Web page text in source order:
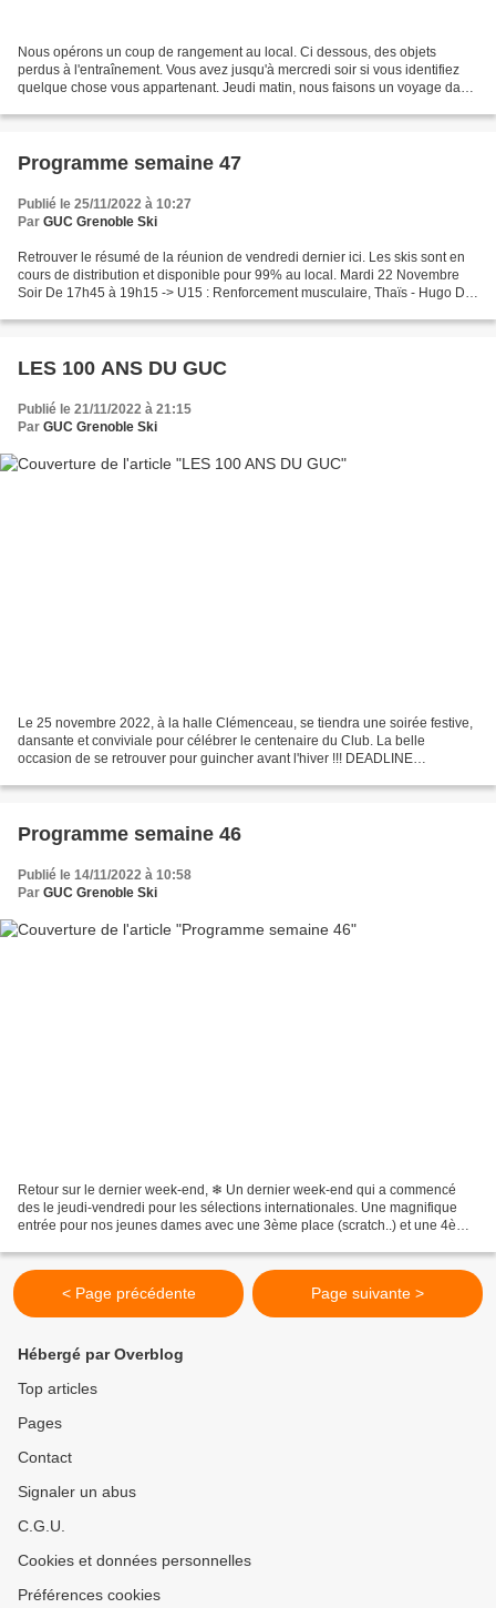
Nous opérons un coup de rangement au local. Ci dessous, des objets
perdus à l'entraînement. Vous avez jusqu'à mercredi soir si vous identifiez
quelque chose vous appartenant. Jeudi matin, nous faisons un voyage dans
Programme semaine 47
Publié le 25/11/2022 à 10:27
Par GUC Grenoble Ski
Retrouver le résumé de la réunion de vendredi dernier ici. Les skis sont en
cours de distribution et disponible pour 99% au local. Mardi 22 Novembre
Soir De 17h45 à 19h15 -> U15 : Renforcement musculaire, Thaïs - Hugo De
LES 100 ANS DU GUC
Publié le 21/11/2022 à 21:15
Par GUC Grenoble Ski
Le 25 novembre 2022, à la halle Clémenceau, se tiendra une soirée festive,
dansante et conviviale pour célébrer le centenaire du Club. La belle
occasion de se retrouver pour guincher avant l'hiver !!! DEADLINE
Programme semaine 46
Publié le 14/11/2022 à 10:58
Par GUC Grenoble Ski
Retour sur le dernier week-end, ❄ Un dernier week-end qui a commencé
des le jeudi-vendredi pour les sélections internationales. Une magnifique
entrée pour nos jeunes dames avec une 3ème place (scratch..) et une 4ème
< Page précédente Page suivante >
Hébergé par Overblog
Top articles
Pages
Contact
Signaler un abus
C.G.U.
Cookies et données personnelles
Préférences cookies